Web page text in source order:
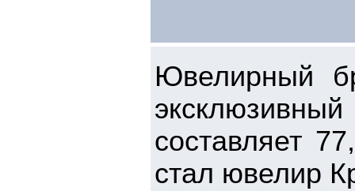
Ювелирный
составляет
стал ювелир